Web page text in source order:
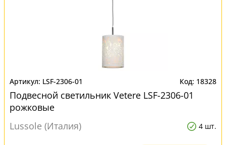
LSF-2306-01 18328
Подвесной светильник Vetere LSF-2306-01
рожковые
Lussole (Италия)
4 шт.